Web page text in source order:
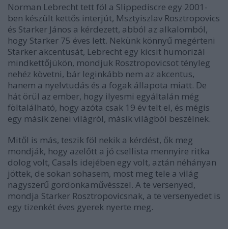
Norman Lebrecht tett föl a Slippediscre egy 2001-
ben készült kettős interjút, Msztyiszlav Rosztropovics
és Starker János a kérdezett, abból az alkalomból,
hogy Starker 75 éves lett. Nekünk könnyű megérteni
Starker akcentusát, Lebrecht egy kicsit humorizál
mindkettőjükön, mondjuk Rosztropovicsot tényleg
nehéz követni, bár leginkább nem az akcentus,
hanem a nyelvtudás és a fogak állapota miatt. De
hát örül az ember, hogy ilyesmi egyáltalán még
föltalálható, hogy azóta csak 19 év telt el, és mégis
egy másik zenei világról, másik világból beszélnek.
Mitől is más, teszik föl nekik a kérdést, ők meg
mondják, hogy azelőtt a jó csellista mennyire ritka
dolog volt, Casals idejében egy volt, aztán néhányan
jöttek, de sokan sohasem, most meg tele a világ
nagyszerű gordonkaművésszel. A te versenyed,
mondja Starker Rosztropovicsnak, a te versenyedet is
egy tizenkét éves gyerek nyerte meg.